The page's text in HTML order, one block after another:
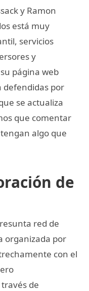
y Ramon
está muy
servicios
y
página web
defendidas por
se actualiza
que comentar
algo que
de
red de
organizada por
con el
de